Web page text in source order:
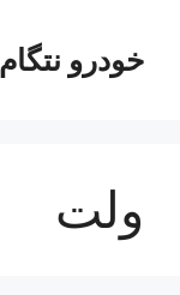
محتواخودرو نتگام
ولت